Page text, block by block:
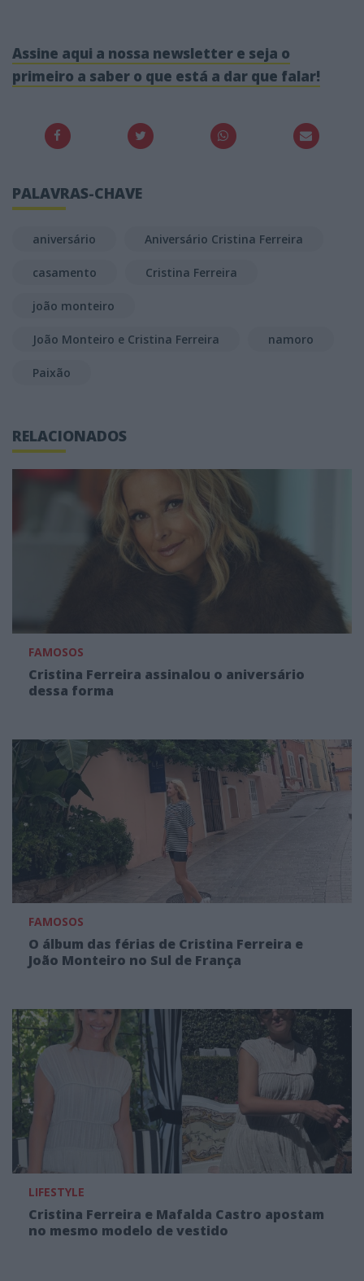
Assine aqui a nossa newsletter e seja o
primeiro a saber o que está a dar que falar!
PALAVRAS-CHAVE
aniversário Aniversário Cristina Ferreira
casamento Cristina Ferreira
joão monteiro
João Monteiro e Cristina Ferreira namoro
Paixão
RELACIONADOS
FAMOSOS
Cristina Ferreira assinalou o aniversário
dessa forma
FAMOSOS
O álbum das férias de Cristina Ferreira e
João Monteiro no Sul de França
LIFESTYLE
Cristina Ferreira e Mafalda Castro apostam
no mesmo modelo de vestido